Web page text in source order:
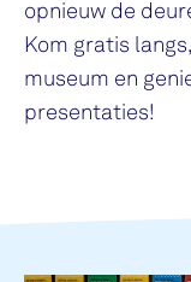
opnieuw de
Kom gratis
museum en
presentaties!